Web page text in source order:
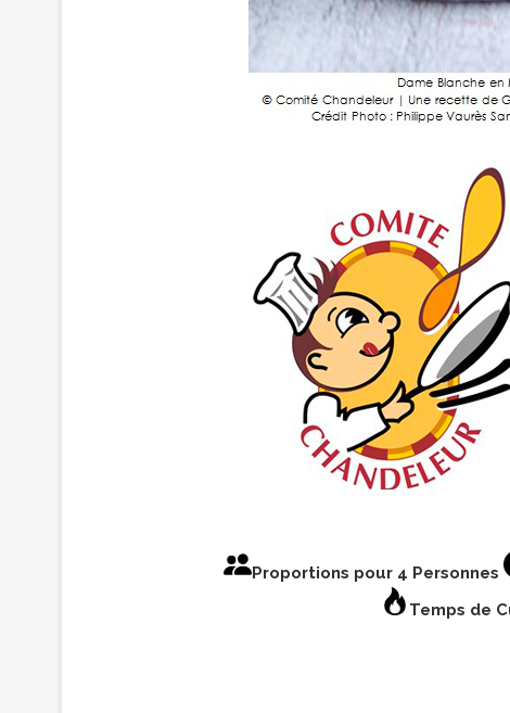
Proportions pour 4 Personnes
Temps de